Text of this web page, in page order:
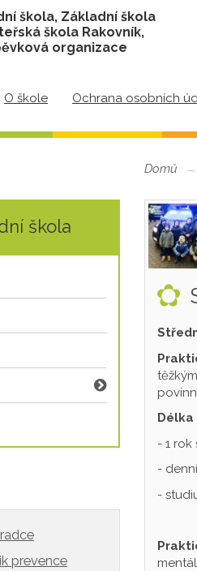
škola, Základní škola
škola Rakovník,
organizace
O škole Ochrana osobních
škola
prevence
Domů
- 1 rok
-
-